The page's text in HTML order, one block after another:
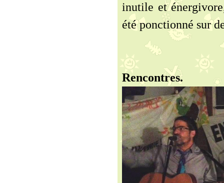
inutile et
été ponctionné sur
Rencontres.